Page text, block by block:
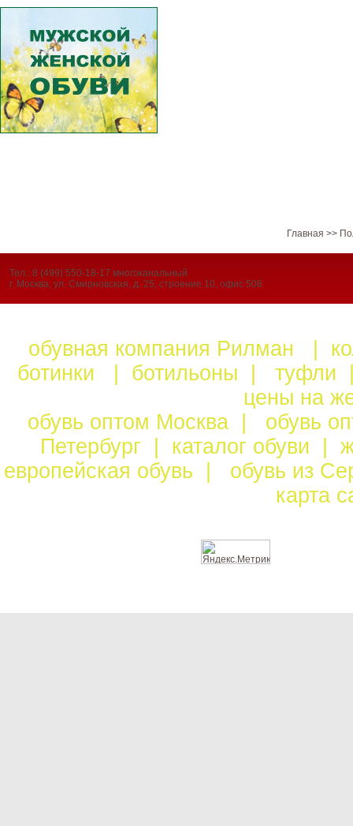
Главная>>
Тел.: 8 (499) 550-18-17 многоканальный
г. Москва, ул. Смирновская, д. 25, строение 10, офис 508
обувная компания Рилман
ботинки
ботильоны туфли
цены на
обувь оптом Москва
обувь
Петербург
каталог обуви
европейская обувь
обувь из
карта